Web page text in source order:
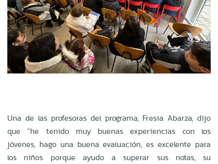
Una de las profesoras del programa, Fresia Abarza, dijo
que “he tenido muy buenas experiencias con los
jóvenes, hago una buena evaluación, es excelente para
los niños porque ayudo a superar sus notas, su